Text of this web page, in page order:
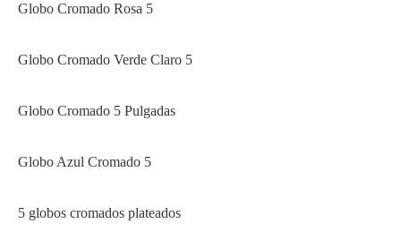
Globo Cromado Rosa 5
Globo Cromado Verde Claro 5
Globo Cromado 5 Pulgadas
Globo Azul Cromado 5
5 globos cromados plateados